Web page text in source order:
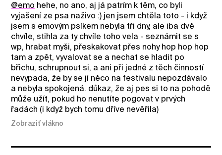
@emo hehe, no ano, aj já patrím k těm, co byli
vyjašení ze psa naživo :) jen jsem chtěla toto - i když
jsem s emovým psíkem nebyla tři dny, ale iba dvě
chvíle, stihla za ty chvíle toho vela - seznámit se s
wp, hrabat myši, přeskakovat přes nohy hop hop hop
tam a zpět, vyvalovat se a nechat se hladit po
břichu, schrupnout si, a ani při jedné z těch činností
nevypada, že by se jí něco na festivalu nepozdávalo
a nebyla spokojená. důkaz, že aj pes si to na pohodě
může užít, pokud ho nenutíte pogovat v prvých
řadách (i když bych tomu dříve nevěřila)
Zobraziť vlákno